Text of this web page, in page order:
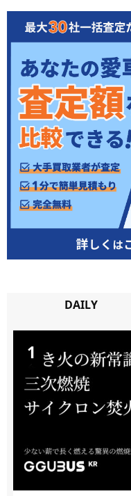
DAILY